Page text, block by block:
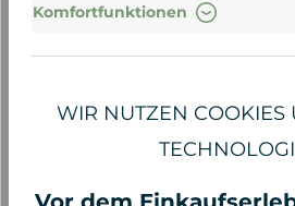
KHAKI Green Nagellack
Komfortfunktionen
WIR NUTZEN COOKIES